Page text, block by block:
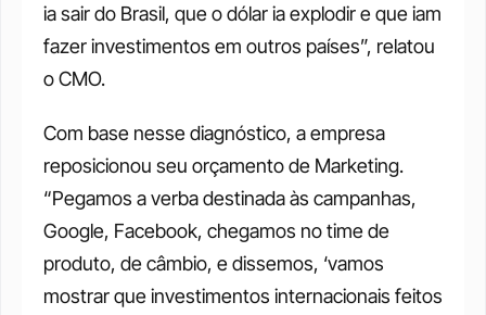
ia sair do Brasil, que o dólar ia explodir e que iam
fazer investimentos em outros países”, relatou
o CMO.
Com base nesse diagnóstico, a empresa
reposicionou seu orçamento de Marketing.
“Pegamos a verba destinada às campanhas,
Google, Facebook, chegamos no time de
produto, de câmbio, e dissemos, ‘vamos
mostrar que investimentos internacionais feitos